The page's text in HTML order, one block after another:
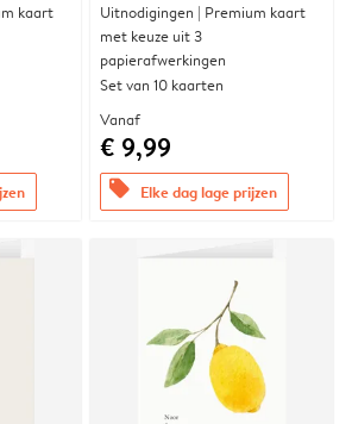
kaart
Uitnodigingen | Premium kaart
met keuze uit 3
papierafwerkingen
Set van 10 kaarten
Vanaf
€ 9,99
offers Elke dag lage prijzen